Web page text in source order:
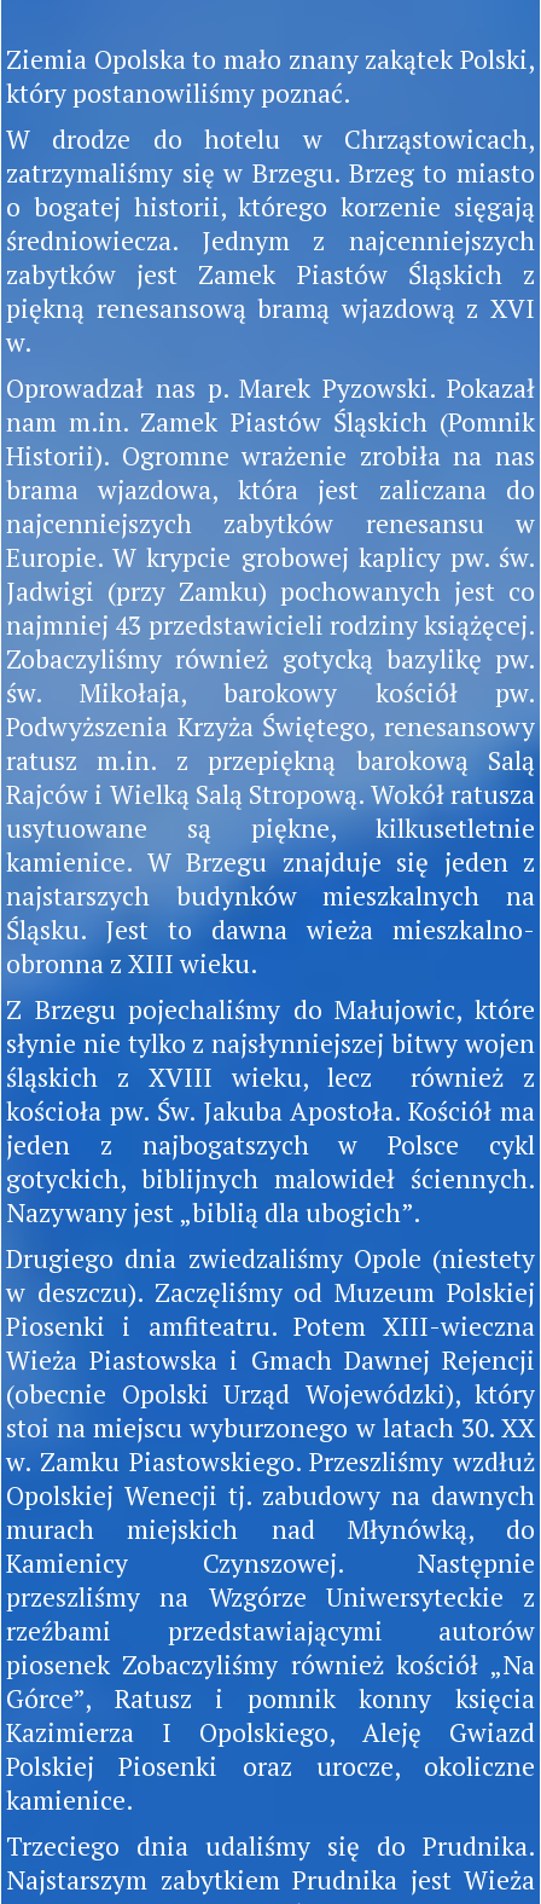
Ziemia Opolska to mało znany zakątek Polski,
który postanowiliśmy poznać.
W drodze do hotelu w Chrząstowicach,
zatrzymaliśmy się w Brzegu. Brzeg to miasto
o bogatej historii, którego korzenie sięgają
średniowiecza. Jednym z najcenniejszych
zabytków jest Zamek Piastów Śląskich z
piękną renesansową bramą wjazdową z XVI
w.
Oprowadzał nas p. Marek Pyzowski. Pokazał
nam m.in. Zamek Piastów Śląskich (Pomnik
Historii). Ogromne wrażenie zrobiła na nas
brama wjazdowa, która jest zaliczana do
najcenniejszych zabytków renesansu w
Europie. W krypcie grobowej kaplicy pw. św.
Jadwigi (przy Zamku) pochowanych jest co
najmniej 43 przedstawicieli rodziny książęcej.
Zobaczyliśmy również gotycką bazylikę pw.
św. Mikołaja, barokowy kościół pw.
Podwyższenia Krzyża Świętego, renesansowy
ratusz m.in. z przepiękną barokową Salą
Rajców i Wielką Salą Stropową. Wokół ratusza
usytuowane są piękne, kilkusetletnie
kamienice. W Brzegu znajduje się jeden z
najstarszych budynków mieszkalnych na
Śląsku. Jest to dawna wieża mieszkalno-
obronna z XIII wieku.
Z Brzegu pojechaliśmy do Małujowic, które
słynie nie tylko z najsłynniejszej bitwy wojen
śląskich z XVIII wieku, lecz również z
kościoła pw. Św. Jakuba Apostoła. Kościół ma
jeden z najbogatszych w Polsce cykl
gotyckich, biblijnych malowideł ściennych.
Nazywany jest „biblią dla ubogich”.
Drugiego dnia zwiedzaliśmy Opole (niestety
w deszczu). Zaczęliśmy od Muzeum Polskiej
Piosenki i amfiteatru. Potem XIII-wieczna
Wieża Piastowska i Gmach Dawnej Rejencji
(obecnie Opolski Urząd Wojewódzki), który
stoi na miejscu wyburzonego w latach 30. XX
w. Zamku Piastowskiego. Przeszliśmy wzdłuż
Opolskiej Wenecji tj. zabudowy na dawnych
murach miejskich nad Młynówką, do
Kamienicy Czynszowej. Następnie
przeszliśmy na Wzgórze Uniwersyteckie z
rzeźbami przedstawiającymi autorów
piosenek Zobaczyliśmy również kościół „Na
Górce”, Ratusz i pomnik konny księcia
Kazimierza I Opolskiego, Aleję Gwiazd
Polskiej Piosenki oraz urocze, okoliczne
kamienice.
Trzeciego dnia udaliśmy się do Prudnika.
Najstarszym zabytkiem Prudnika jest Wieża